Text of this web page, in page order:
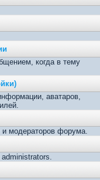
когда в тему
аватаров,
и модераторов форума.